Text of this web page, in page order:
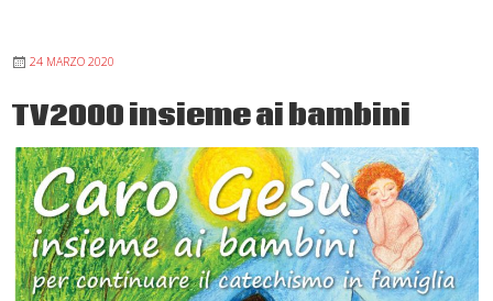
me”
–
XXVII
domenica
del
T.
O.
24 MARZO 2020
TV2000 insieme ai bambini